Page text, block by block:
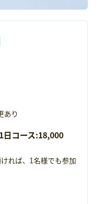
あり
コース:18,000
れば、1名様でも参加